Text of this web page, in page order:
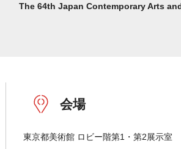
The 64th Japan Contemporary Arts
会場
東京都美術館 ロビー階第1・第2展示室